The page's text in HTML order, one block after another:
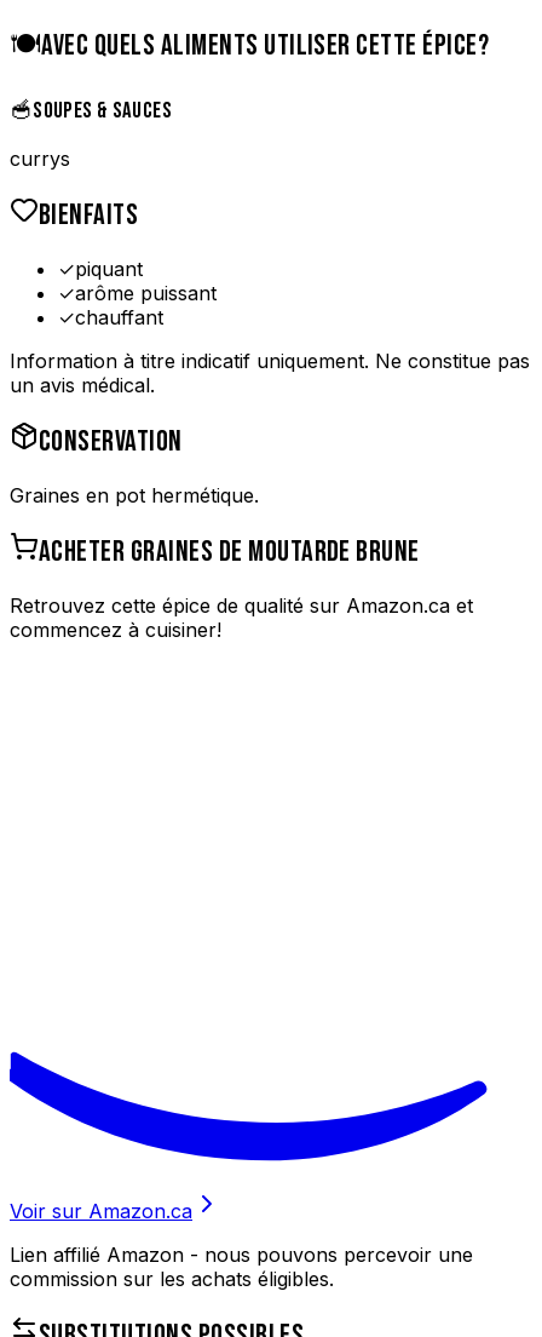
🍽️AVEC QUELS ALIMENTS UTILISER CETTE ÉPICE?
🥣SOUPES & SAUCES
currys
BIENFAITS
✓piquant
✓arôme puissant
✓chauffant
Information à titre indicatif uniquement. Ne constitue pas
un avis médical.
CONSERVATION
Graines en pot hermétique.
ACHETER GRAINES DE MOUTARDE BRUNE
Retrouvez cette épice de qualité sur Amazon.ca et
commencez à cuisiner!
Voir sur Amazon.ca
Lien affilié Amazon - nous pouvons percevoir une
commission sur les achats éligibles.